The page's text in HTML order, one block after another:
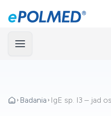
Badania IgE sp. I3 – jad